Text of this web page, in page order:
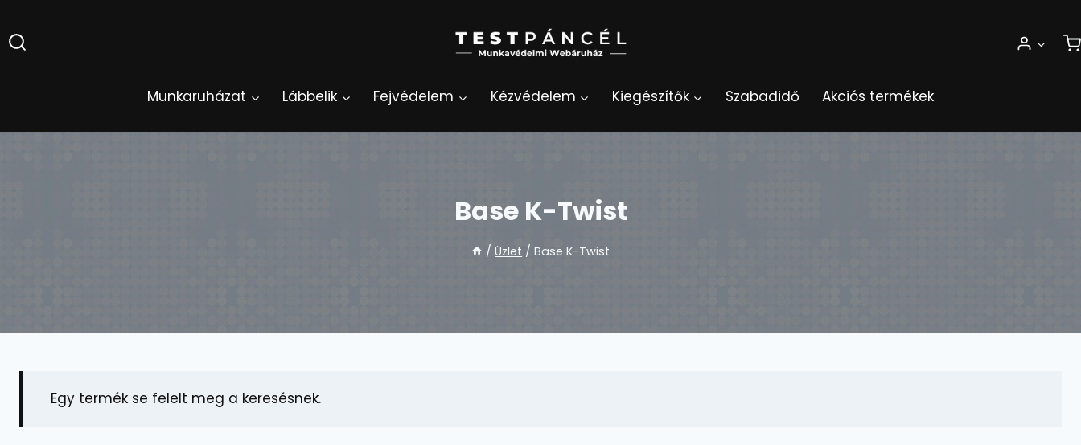
to
content
Munkaruházat Lábbelik Fejvédelem Kézvédelem Kiegészítők Szabadidő Akciós termékek
Base K-Twist
/ Üzlet / Base K-Twist
Egy termék se felelt meg a keresésnek.